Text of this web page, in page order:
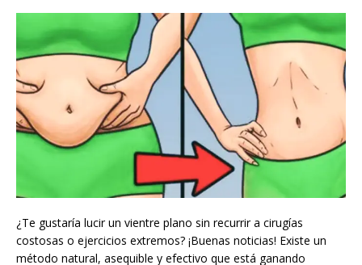
¿Te gustaría lucir un vientre plano sin recurrir a cirugías
costosas o ejercicios extremos? ¡Buenas noticias! Existe un
método natural, asequible y efectivo que está ganando